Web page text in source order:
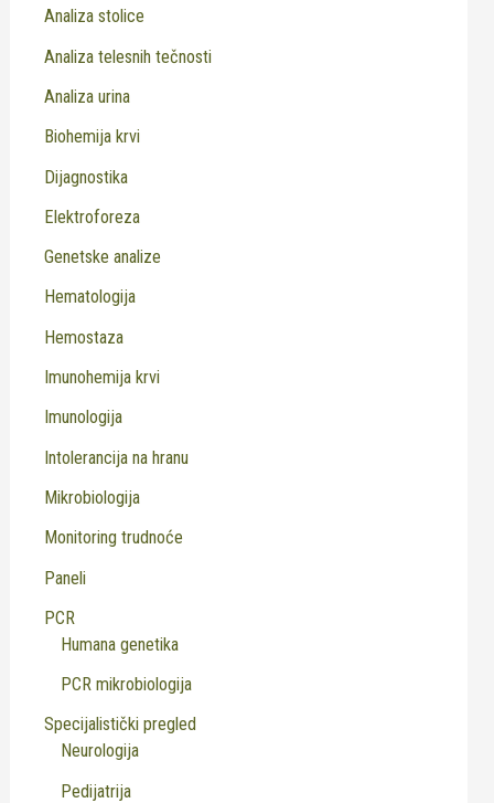
Analiza stolice
Analiza telesnih tečnosti
Analiza urina
Biohemija krvi
Dijagnostika
Elektroforeza
Genetske analize
Hematologija
Hemostaza
Imunohemija krvi
Imunologija
Intolerancija na hranu
Mikrobiologija
Monitoring trudnoće
Paneli
PCR
Humana genetika
PCR mikrobiologija
Specijalistički pregled
Neurologija
Pedijatrija